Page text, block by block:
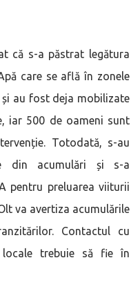
că s-a păstrat legătura
care se află în zonele
au fost deja mobilizate
iar 500 de oameni sunt
Totodată, s-au
din acumulări și s-a
pentru preluarea viiturii
va avertiza acumulările
Contactul cu
trebuie să fie în